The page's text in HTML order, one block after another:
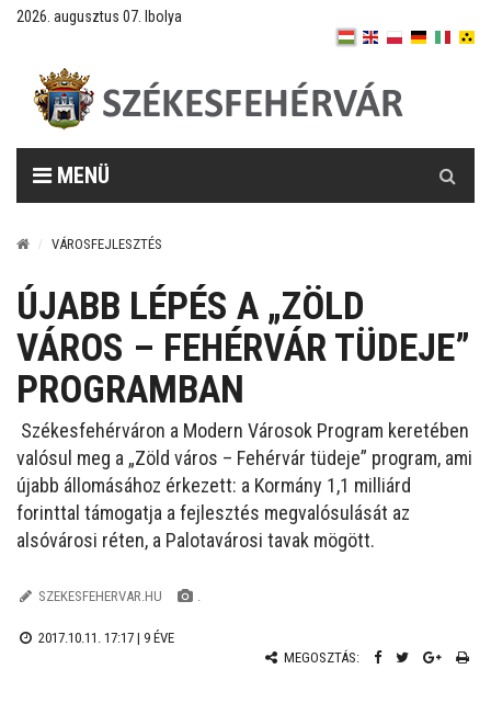
2026. augusztus 07. Ibolya
MENÜ
VÁROSFEJLESZTÉS
ÚJABB LÉPÉS A „ZÖLD
VÁROS – FEHÉRVÁR TÜDEJE”
PROGRAMBAN
Székesfehérváron a Modern Városok Program keretében
valósul meg a „Zöld város – Fehérvár tüdeje” program, ami
újabb állomásához érkezett: a Kormány 1,1 milliárd
forinttal támogatja a fejlesztés megvalósulását az
alsóvárosi réten, a Palotavárosi tavak mögött.
SZEKESFEHERVAR.HU .
2017.10.11. 17:17 | 9 ÉVE
MEGOSZTÁS: